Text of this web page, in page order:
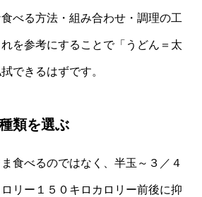
べる方法・組み合わせ・調理の工
を参考にすることで「うどん＝太
できるはずです。
類を選ぶ
食べるのではなく、半玉～３／４
リー１５０キロカロリー前後に抑